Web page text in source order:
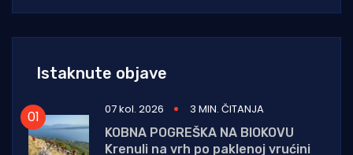
Istaknute objave
07 kol. 2026
3 MIN. ČITANJA
KOBNA POGREŠKA NA BIOKOVU
Krenuli na vrh po paklenoj vrućini